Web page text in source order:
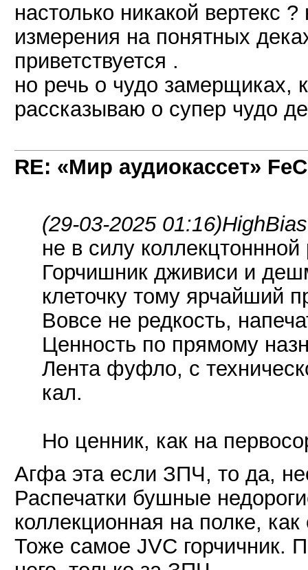
настолько никакой вертекс
измерения на понятных
приветствуется .
но речь о чудо замерщиках,
рассказываю о супер чудо
RE: «Мир аудиокассет»
(29-03-2025 01:16)
не в силу коллекцтоннной
Горчишник дживиси и
клеточку тому ярчайший
Вовсе не редкость,
Ценность по прямому
Лента фуфло, с
кал.
Но ценник, как на
Агфа эта если ЗПЧ, то да,
Распечатки бушные
коллекционная на полке, как
Тоже самое JVC горчичник.